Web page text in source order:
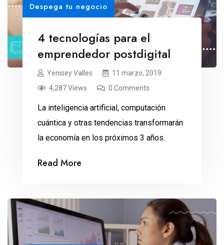
Despega tu negocio
4 tecnologías para el
emprendedor postdigital
Yenisey Valles
11 marzo, 2019
4,287 Views
0 Comments
La inteligencia artificial, computación
cuántica y otras tendencias transformarán
la economía en los próximos 3 años.
Read More